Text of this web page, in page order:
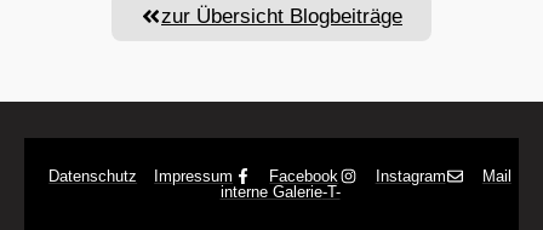
zur Übersicht Blogbeiträge
Datenschutz Impressum Facebook Instagram
Mail
interne Galerie-T-